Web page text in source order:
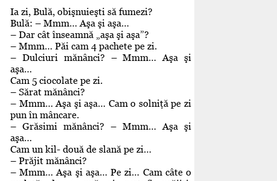
Ia zi, Bulă, obişnuieşti să fumezi?
Bulă: – Mmm… Aşa şi aşa…
– Dar cât înseamnă „aşa şi aşa”?
– Mmm… Păi cam 4 pachete pe zi.
– Dulciuri mănânci? – Mmm… Aşa şi
aşa…
Cam 5 ciocolate pe zi.
– Sărat mănânci?
– Mmm… Aşa şi aşa… Cam o solniţă pe zi
pun în mâncare.
– Grăsimi mănânci? – Mmm… Aşa şi
aşa…
Cam un kil- două de slană pe zi…
– Prăjit mănânci?
– Mmm… Aşa şi aşa… Pe zi… Cam câte o